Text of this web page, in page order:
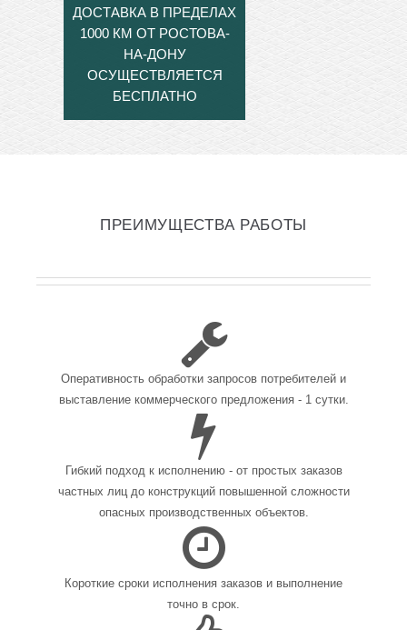
ДОСТАВКА В ПРЕДЕЛАХ
1000 КМ ОТ РОСТОВА-
НА-ДОНУ
ОСУЩЕСТВЛЯЕТСЯ
БЕСПЛАТНО
ПРЕИМУЩЕСТВА РАБОТЫ
Оперативность обработки запросов потребителей и
выставление коммерческого предложения - 1 сутки.
Гибкий подход к исполнению - от простых заказов
частных лиц до конструкций повышенной сложности
опасных производственных объектов.
Короткие сроки исполнения заказов и выполнение
точно в срок.